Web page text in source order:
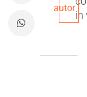
in
autor